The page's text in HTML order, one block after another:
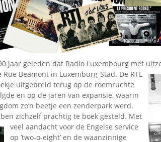
Omroepbanden
Stoomfluit Klaas
Vaak
Uitvinding
jinglecassette
jaar geleden dat Radio Luxembourg met
Rue Beamont in Luxemburg-Stad. De RTL
uitgebreid terug op de roemruchte
en op de jaren van expansie, waarin
zo’n beetje een zenderpark werd.
zichzelf prachtig te boek gesteld. Met
veel aandacht voor de Engelse service
op ’two-o-eight’ en de waanzinnige